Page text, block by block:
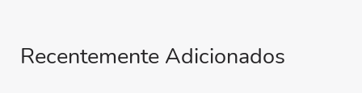
Recentemente Adicionados